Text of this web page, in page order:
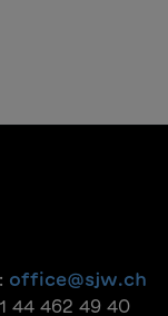
office@sjw.ch
44 462 49 40